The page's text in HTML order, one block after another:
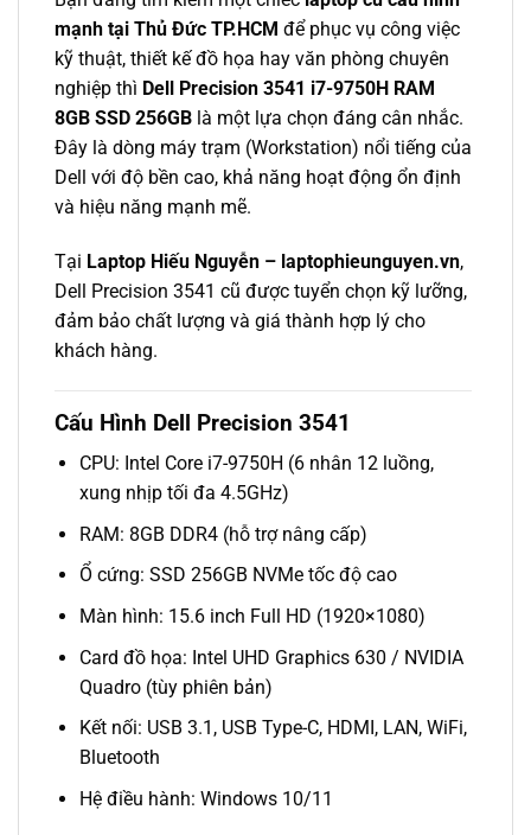
mạnh tại Thủ Đức TP.HCM để phục vụ công việc
kỹ thuật, thiết kế đồ họa hay văn phòng chuyên
nghiệp thì Dell Precision 3541 i7-9750H RAM
8GB SSD 256GB là một lựa chọn đáng cân nhắc.
Đây là dòng máy trạm (Workstation) nổi tiếng của
Dell với độ bền cao, khả năng hoạt động ổn định
và hiệu năng mạnh mẽ.
Tại Laptop Hiếu Nguyễn – laptophieunguyen.vn,
Dell Precision 3541 cũ được tuyển chọn kỹ lưỡng,
đảm bảo chất lượng và giá thành hợp lý cho
khách hàng.
Cấu Hình Dell Precision 3541
CPU: Intel Core i7-9750H (6 nhân 12 luồng,
xung nhịp tối đa 4.5GHz)
RAM: 8GB DDR4 (hỗ trợ nâng cấp)
Ổ cứng: SSD 256GB NVMe tốc độ cao
Màn hình: 15.6 inch Full HD (1920×1080)
Card đồ họa: Intel UHD Graphics 630 / NVIDIA
Quadro (tùy phiên bản)
Kết nối: USB 3.1, USB Type-C, HDMI, LAN, WiFi,
Bluetooth
Hệ điều hành: Windows 10/11